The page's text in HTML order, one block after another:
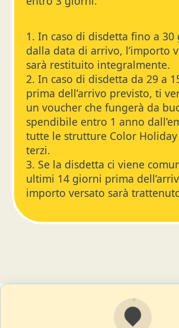
1. In caso di disdetta fino a
dalla data di arrivo, l’importo
sarà restituito integralmente.
2. In caso di disdetta da 29 a
prima dell’arrivo previsto, ti
un voucher che fungerà da
spendibile entro 1 anno
tutte le strutture Color
terzi.
3. Se la disdetta ci viene
ultimi 14 giorni prima
importo versato sarà